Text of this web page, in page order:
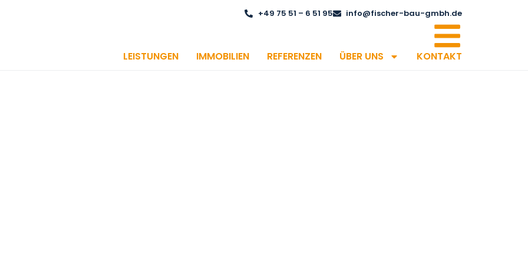
+49 75 51 – 6 51 95 info@fischer-bau-gmbh.de
LEISTUNGEN IMMOBILIEN REFERENZEN ÜBER UNS KONTAKT